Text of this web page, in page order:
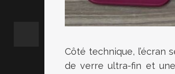
Côté technique, l’écran
de verre ultra-fin et